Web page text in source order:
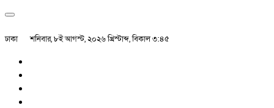
ঢাকা শনিবার, ৮ই আগস্ট, ২০২৬ খ্রিস্টাব্দ, বিকাল ৩:৪৫